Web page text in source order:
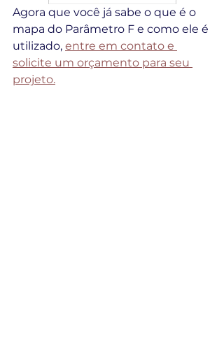
Agora que você já sabe o que é o
mapa do Parâmetro F e como ele é
utilizado, entre em contato e
solicite um orçamento para seu
projeto.